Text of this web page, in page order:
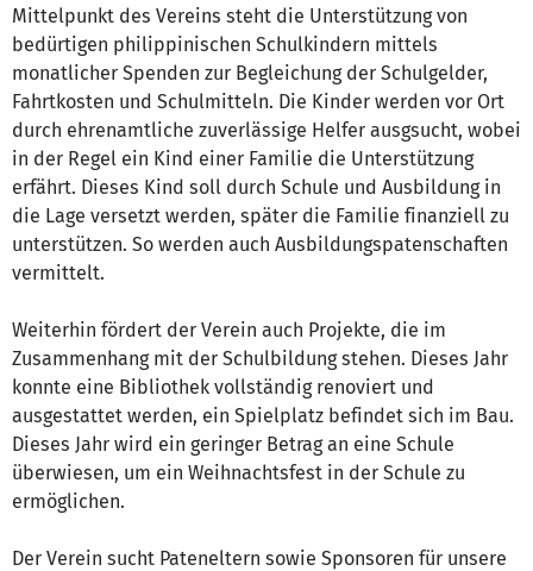
Mittelpunkt des Vereins steht die Unterstützung von
bedürtigen philippinischen Schulkindern mittels
monatlicher Spenden zur Begleichung der Schulgelder,
Fahrtkosten und Schulmitteln. Die Kinder werden vor Ort
durch ehrenamtliche zuverlässige Helfer ausgsucht, wobei
in der Regel ein Kind einer Familie die Unterstützung
erfährt. Dieses Kind soll durch Schule und Ausbildung in
die Lage versetzt werden, später die Familie finanziell zu
unterstützen. So werden auch Ausbildungspatenschaften
vermittelt.
Weiterhin fördert der Verein auch Projekte, die im
Zusammenhang mit der Schulbildung stehen. Dieses Jahr
konnte eine Bibliothek vollständig renoviert und
ausgestattet werden, ein Spielplatz befindet sich im Bau.
Dieses Jahr wird ein geringer Betrag an eine Schule
überwiesen, um ein Weihnachtsfest in der Schule zu
ermöglichen.
Der Verein sucht Pateneltern sowie Sponsoren für unsere